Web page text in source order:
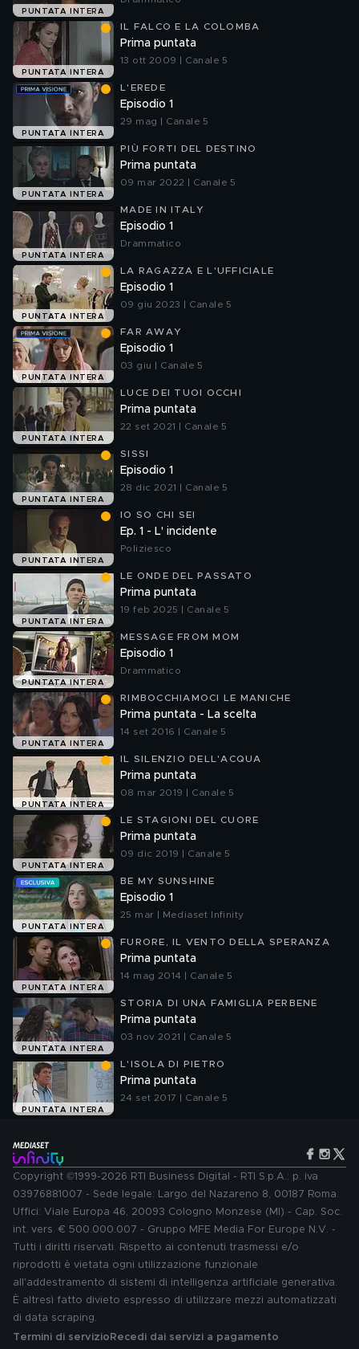
PUNTATA INTERA
PUNTATA INTERA
IL FALCO E LA COLOMBA
Prima puntata
13 ott 2009 | Canale 5
PUNTATA INTERA
L'EREDE
Episodio 1
29 mag | Canale 5
PUNTATA INTERA
PIÙ FORTI DEL DESTINO
Prima puntata
09 mar 2022 | Canale 5
PUNTATA INTERA
MADE IN ITALY
Episodio 1
Drammatico
PUNTATA INTERA
LA RAGAZZA E L'UFFICIALE
Episodio 1
09 giu 2023 | Canale 5
PUNTATA INTERA
FAR AWAY
Episodio 1
03 giu | Canale 5
PUNTATA INTERA
LUCE DEI TUOI OCCHI
Prima puntata
22 set 2021 | Canale 5
PUNTATA INTERA
SISSI
Episodio 1
28 dic 2021 | Canale 5
PUNTATA INTERA
IO SO CHI SEI
Ep. 1 - L' incidente
Poliziesco
PUNTATA INTERA
LE ONDE DEL PASSATO
Prima puntata
19 feb 2025 | Canale 5
PUNTATA INTERA
MESSAGE FROM MOM
Episodio 1
Drammatico
PUNTATA INTERA
RIMBOCCHIAMOCI LE MANICHE
Prima puntata - La scelta
14 set 2016 | Canale 5
PUNTATA INTERA
IL SILENZIO DELL'ACQUA
Prima puntata
08 mar 2019 | Canale 5
PUNTATA INTERA
LE STAGIONI DEL CUORE
Prima puntata
09 dic 2019 | Canale 5
PUNTATA INTERA
BE MY SUNSHINE
Episodio 1
25 mar | Mediaset Infinity
PUNTATA INTERA
FURORE, IL VENTO DELLA SPERANZA
Prima puntata
14 mag 2014 | Canale 5
PUNTATA INTERA
STORIA DI UNA FAMIGLIA PERBENE
Prima puntata
03 nov 2021 | Canale 5
PUNTATA INTERA
L'ISOLA DI PIETRO
Prima puntata
24 set 2017 | Canale 5
Copyright ©1999-2026 RTI Business Digital - RTI S.p.A.: p. iva
03976881007 - Sede legale: Largo del Nazareno 8, 00187 Roma.
Uffici: Viale Europa 46, 20093 Cologno Monzese (MI) - Cap. Soc.
int. vers. € 500.000.007 - Gruppo MFE Media For Europe N.V. -
Tutti i diritti riservati. Rispetto ai contenuti trasmessi e/o
riprodotti è vietata ogni utilizzazione funzionale
all'addestramento di sistemi di intelligenza artificiale generativa.
È altresì fatto divieto espresso di utilizzare mezzi automatizzati
di data scraping.
Termini di servizio Recedi dai servizi a pagamento